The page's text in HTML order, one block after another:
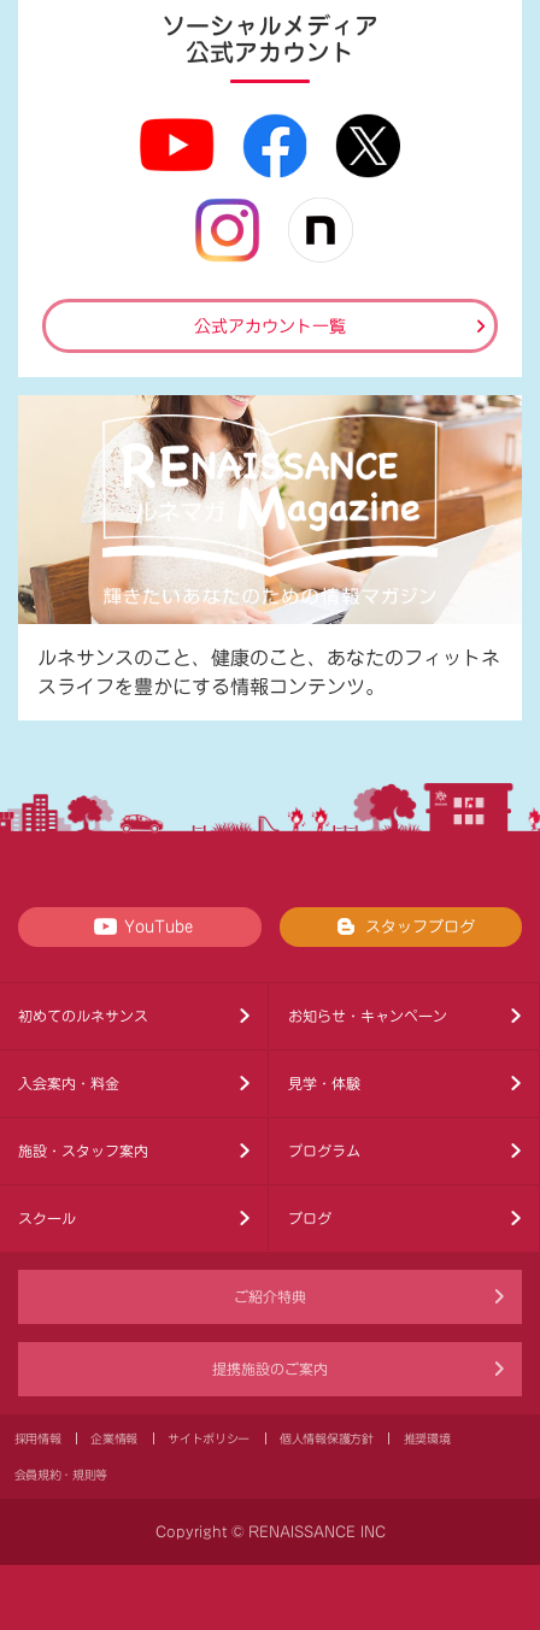
ソーシャルメディア
公式アカウント
公式アカウント一覧
ルネサンスのこと、健康のこと、あなたのフィットネ
スライフを豊かにする情報コンテンツ。
YouTube スタッフブログ
初めてのルネサンス お知らせ・キャンペーン
入会案内・料金 見学・体験
施設・スタッフ案内 プログラム
スクール ブログ
ご紹介特典
提携施設のご案内
採用情報 企業情報 サイトポリシー 個人情報保護方針 推奨環境
会員規約・規則等
Copyright © RENAISSANCE INC